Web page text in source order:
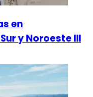
en
y Noroeste III